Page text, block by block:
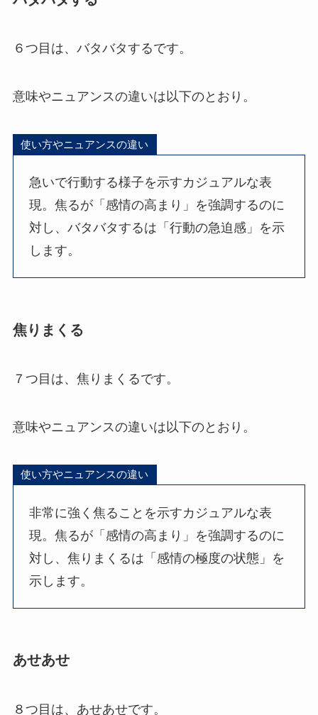
６つ目は、バタバタするです。
意味やニュアンスの違いは以下のとおり。
使い方やニュアンスの違い
急いで行動する様子を示すカジュアルな表
現。焦るが「感情の高まり」を強調するのに
対し、バタバタするは「行動の急迫感」を示
します。
焦りまくる
７つ目は、焦りまくるです。
意味やニュアンスの違いは以下のとおり。
使い方やニュアンスの違い
非常に強く焦ることを示すカジュアルな表
現。焦るが「感情の高まり」を強調するのに
対し、焦りまくるは「感情の極度の状態」を
示します。
あせあせ
８つ目は、あせあせです。